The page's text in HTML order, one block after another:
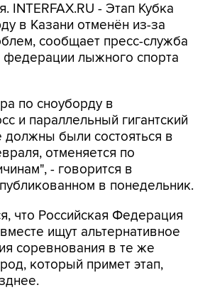
INTERFAX.RU - Этап Кубка
в Казани отменён из-за
сообщает пресс-служба
лыжного спорта
по сноуборду в
и параллельный гигантский
должны были состояться в
отменяется по
- говорится в
в понедельник.
что Российская Федерация
ищут альтернативное
соревнования в те же
который примет этап,